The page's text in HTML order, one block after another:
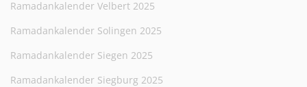
Ramadankalender Velbert 2025
Ramadankalender Solingen 2025
Ramadankalender Siegen 2025
Ramadankalender Siegburg 2025